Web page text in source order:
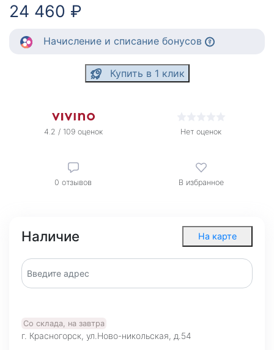
24 460 ₽
Начисление и списание бонусов
Купить в 1 клик
4.2 / 109 оценок Нет оценок
0 отзывов В избранное
Наличие На карте
Со склада, на завтра
г. Красногорск, ул.Ново-никольская, д.54